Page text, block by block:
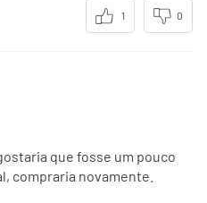
1 0
que fosse um pouco
compraria novamente.